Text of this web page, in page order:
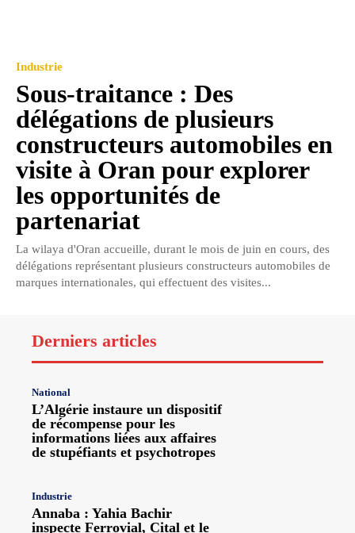
Industrie
Sous-traitance : Des
délégations de plusieurs
constructeurs automobiles en
visite à Oran pour explorer
les opportunités de
partenariat
La wilaya d'Oran accueille, durant le mois de juin en cours, des
délégations représentant plusieurs constructeurs automobiles de
marques internationales, qui effectuent des visites...
Derniers articles
National
L’Algérie instaure un dispositif
de récompense pour les
informations liées aux affaires
de stupéfiants et psychotropes
Industrie
Annaba : Yahia Bachir
inspecte Ferrovial, Cital et le